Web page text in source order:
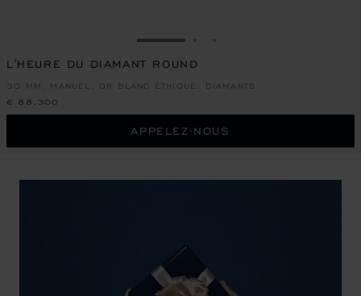
ALLER À LA DIAPOSITIVE 1
L'HEURE DU DIAMANT ROUND
30 MM, MANUEL, OR BLANC ÉTHIQUE, DIAMANTS
€ 88,300
APPELEZ-NOUS